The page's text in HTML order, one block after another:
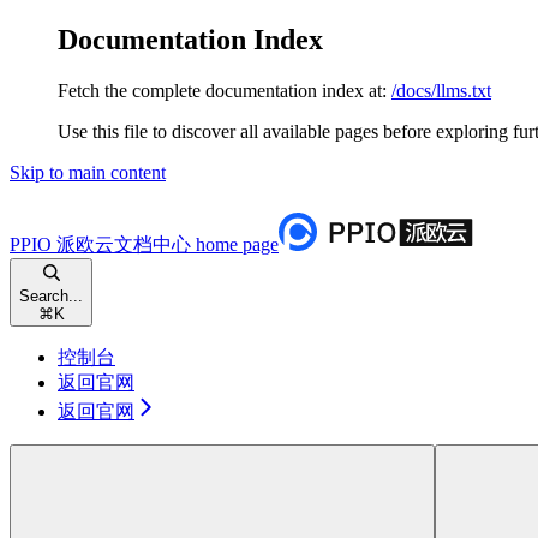
Documentation Index
Fetch the complete documentation index at: /docs/llms.txt
Use this file to discover all available pages before exploring
Skip to main content
PPIO 派欧云文档中心 home page
Search...
⌘ K
控制台
返回官网
返回官网